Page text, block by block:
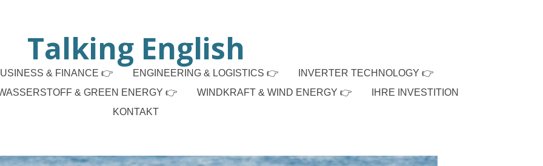
Talking English
& FINANCE 👉 ENGINEERING & LOGISTICS 👉
INVERTER TECHNOLOGY 👉
& GREEN ENERGY 👉
WINDKRAFT & WIND ENERGY 👉
IHRE INVESTITION
KONTAKT